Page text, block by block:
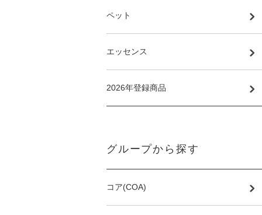
ペット
エッセンス
2026年登録商品
グループから探す
コア(COA)